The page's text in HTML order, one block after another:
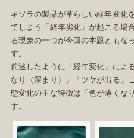
キソラの製品が革らしい経年変化
てしまう「経年劣化」が起こる場
る現象の一つが今回の本題ともな
す。
前述したように「経年変化」によ
なり（深まり）」「ツヤが出る」
態変化の主な特徴は「色が薄くな
す。